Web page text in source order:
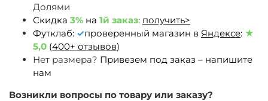
Долями
Скидка 3% на 1й заказ: получить>
Футклаб: ✓проверенный магазин в Яндексе: ★
5,0 (400+ отзывов)
Нет размера? Привезем под заказ – напишите
нам
Возникли вопросы по товару или заказу?